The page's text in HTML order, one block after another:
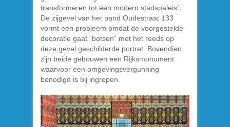
transformeren tot een modern stadspaleis”.
De zijgevel van het pand Oudestraat 133
vormt een probleem omdat de voorgestelde
decoratie gaat “botsen” met het reeds op
deze gevel geschilderde portret. Bovendien
zijn beide gebouwen een Rijksmonument
waarvoor een omgevingsvergunning
benodigd is bij ingrepen.